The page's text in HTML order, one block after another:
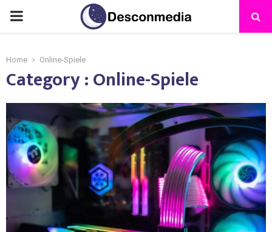
Home Online-Spiele
Category : Online-Spiele